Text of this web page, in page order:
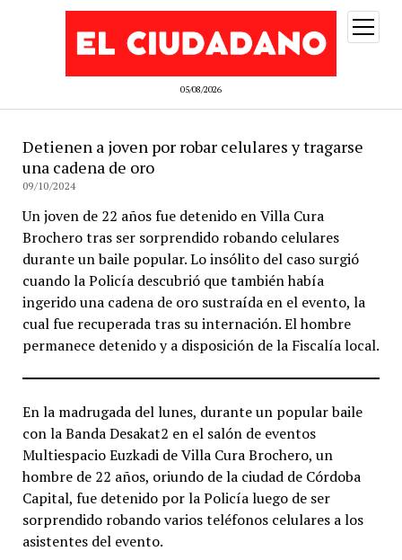
05/08/2026
abrir
menú
Detienen a joven por robar celulares y tragarse
una cadena de oro
09/10/2024
Un joven de 22 años fue detenido en Villa Cura
Brochero tras ser sorprendido robando celulares
durante un baile popular. Lo insólito del caso surgió
cuando la Policía descubrió que también había
ingerido una cadena de oro sustraída en el evento, la
cual fue recuperada tras su internación. El hombre
permanece detenido y a disposición de la Fiscalía local.
En la madrugada del lunes, durante un popular baile
con la Banda Desakat2 en el salón de eventos
Multiespacio Euzkadi de Villa Cura Brochero, un
hombre de 22 años, oriundo de la ciudad de Córdoba
Capital, fue detenido por la Policía luego de ser
sorprendido robando varios teléfonos celulares a los
asistentes del evento.